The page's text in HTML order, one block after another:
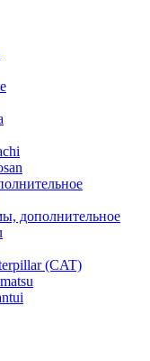
дополнительное
(CAT)